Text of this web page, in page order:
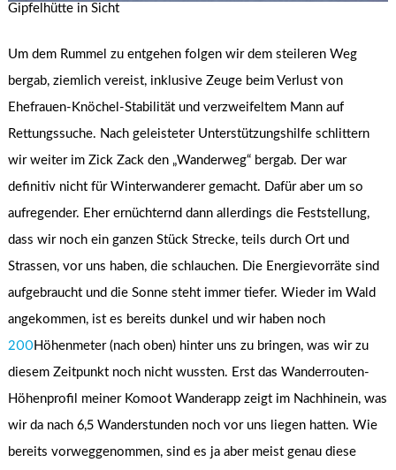
Gipfelhütte in Sicht
Um dem Rummel zu entgehen folgen wir dem steileren Weg
bergab, ziemlich vereist, inklusive Zeuge beim Verlust von
Ehefrauen-Knöchel-Stabilität und verzweifeltem Mann auf
Rettungssuche. Nach geleisteter Unterstützungshilfe schlittern
wir weiter im Zick Zack den „Wanderweg“ bergab. Der war
definitiv nicht für Winterwanderer gemacht. Dafür aber um so
aufregender. Eher ernüchternd dann allerdings die Feststellung,
dass wir noch ein ganzen Stück Strecke, teils durch Ort und
Strassen, vor uns haben, die schlauchen. Die Energievorräte sind
aufgebraucht und die Sonne steht immer tiefer. Wieder im Wald
angekommen, ist es bereits dunkel und wir haben noch
200 Höhenmeter (nach oben) hinter uns zu bringen, was wir zu
diesem Zeitpunkt noch nicht wussten. Erst das Wanderrouten-
Höhenprofil meiner Komoot Wanderapp zeigt im Nachhinein, was
wir da nach 6,5 Wanderstunden noch vor uns liegen hatten. Wie
bereits vorweggenommen, sind es ja aber meist genau diese